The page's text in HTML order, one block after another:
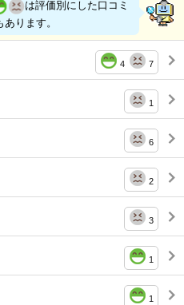
は評価別にした口コミ
ります。
4 7
1
6
2
3
1
1